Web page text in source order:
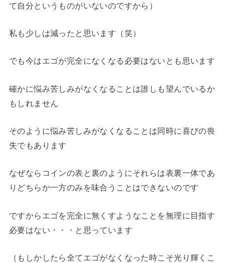
て自分というものがいないのですから）
私も少しは減ったと思います（笑）
でも今はエゴが完全になくなる必要はないとも思います
確かに悩み苦しみがなくなることは誰しも望んでいるか
もしれません
そのように悩み苦しみがなくなることは同時に喜びの喪
失でもあります
なぜならコインの表と裏のようにそれらは表裏一体であ
りどちらか一方のみを味合うことはできないのです
ですからエゴを完全に無くすようなことを無理に目指す
必要はない・・・と思っています
（もしかしたら全てエゴがなくなった時こそ光り輝くこ